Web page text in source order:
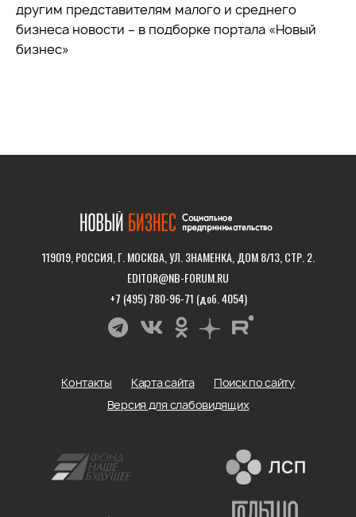
другим представителям малого и среднего
бизнеса новости – в подборке портала «Новый
бизнес»
119019, РОССИЯ, Г. МОСКВА, УЛ. ЗНАМЕНКА, ДОМ 8/13, СТР. 2.
EDITOR@NB-FORUM.RU
+7 (495) 780-96-71 (доб. 4054)
Контакты Карта сайта
Поиск по сайту
Версия для слабовидящих